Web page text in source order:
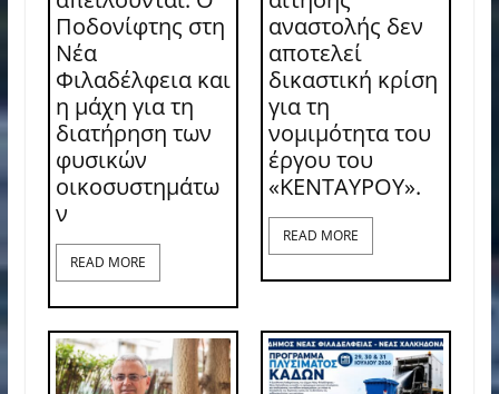
Ποδονίφτης στη
Νέα
Φιλαδέλφεια και
η μάχη για τη
διατήρηση των
φυσικών
οικοσυστημάτω
ν
READ MORE
αναστολής δεν
αποτελεί
δικαστική κρίση
για τη
νομιμότητα του
έργου του
«ΚΕΝΤΑΥΡΟΥ».
READ MORE